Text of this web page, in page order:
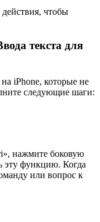
чтобы
текста для
iPhone, которые не
следующие шаги:
нажмите боковую
эту функцию. Когда
или вопрос к